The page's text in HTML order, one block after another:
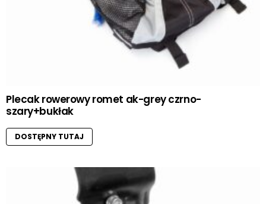
Plecak rowerowy romet ak-grey czrno-
szary+bukłak
DOSTĘPNY TUTAJ